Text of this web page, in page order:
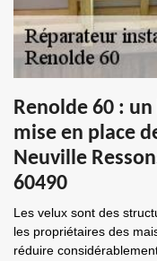
Renolde 60 :
mise en place
Neuville
60490
Les velux sont des
les propriétaires des
réduire